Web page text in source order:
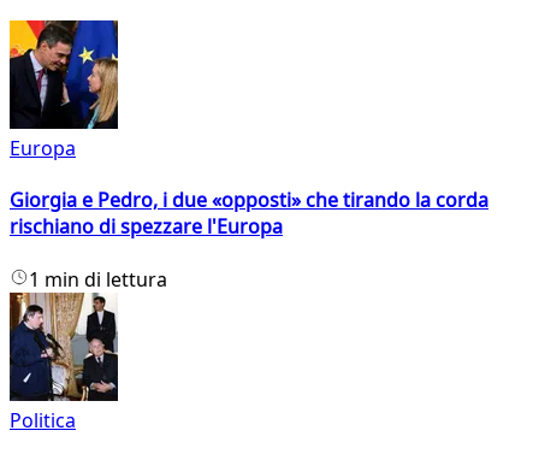
Europa
Giorgia e Pedro, i due «opposti» che tirando la corda
rischiano di spezzare l'Europa
1 min di lettura
Politica